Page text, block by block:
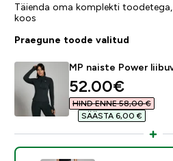
Täienda oma komplekti
koos
Praegune toode valitud
MP naiste Power
discounted
52.00€‎
HIND ENNE 58,00 €‎
SÄÄSTA 6,00 €‎